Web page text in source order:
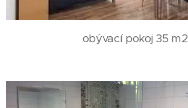
obývací pokoj 35 m2